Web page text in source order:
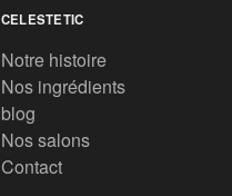
CELESTETIC
Notre histoire
Nos ingrédients
blog
Nos salons
Contact